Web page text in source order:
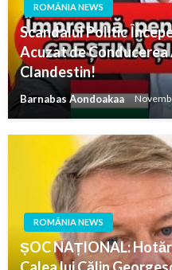
ROMÂNIA NEWS
Scandalul Politic
Acuzat de Conducerea
Clandestin!
Barnabas Aondoakaa
ROMÂNIA NEWS
ȘOC NAȚIONAL: